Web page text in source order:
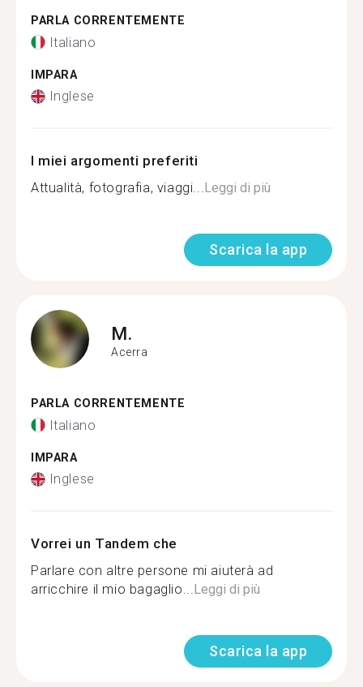
PARLA CORRENTEMENTE
Italiano
IMPARA
Inglese
I miei argomenti preferiti
Attualità, fotografia, viaggi...Leggi di più
Scarica la app
M.
Acerra
PARLA CORRENTEMENTE
Italiano
IMPARA
Inglese
Vorrei un Tandem che
Parlare con altre persone mi aiuterà ad
arricchire il mio bagaglio...Leggi di più
Scarica la app